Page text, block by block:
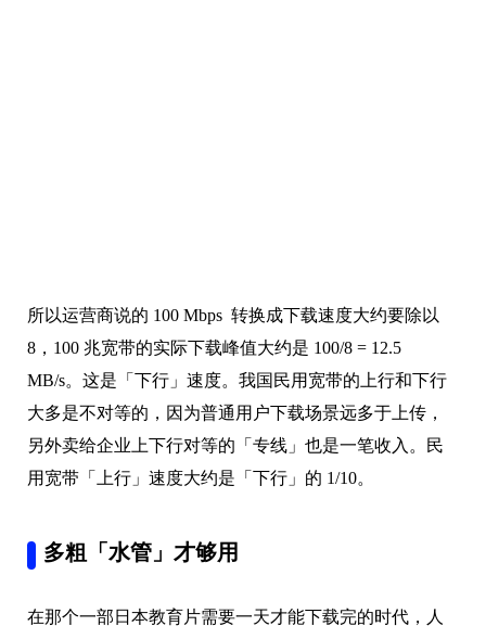
所以运营商说的 100 Mbps 转换成下载速度大约要除以
8，100 兆宽带的实际下载峰值大约是 100/8 = 12.5
MB/s。这是「下行」速度。我国民用宽带的上行和下行
大多是不对等的，因为普通用户下载场景远多于上传，
另外卖给企业上下行对等的「专线」也是一笔收入。民
用宽带「上行」速度大约是「下行」的 1/10。
多粗「水管」才够用
在那个一部日本教育片需要一天才能下载完的时代，人